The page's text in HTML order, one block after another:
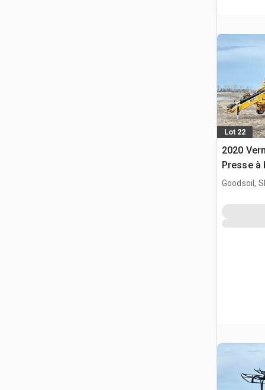
Lot 22
2020
Presse à
Goodsoil,